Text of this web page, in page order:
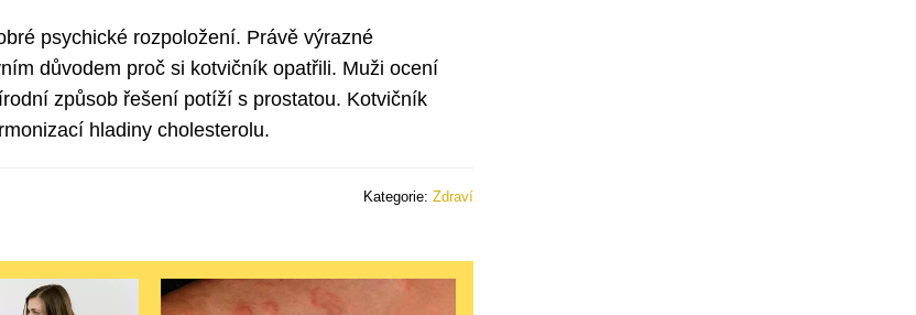
psychické rozpoložení. Právě výrazné
důvodem proč si kotvičník opatřili. Muži ocení
způsob řešení potíží s prostatou. Kotvičník
hladiny cholesterolu.
Kategorie: Zdraví